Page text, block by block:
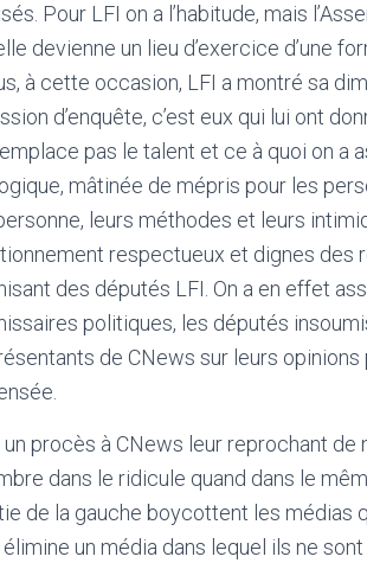
Pour LFI on a l’habitude, mais
devienne un lieu d’exercice d’une
à cette occasion, LFI a montré sa
d’enquête, c’est eux qui lui ont
pas le talent et ce à quoi on a
mâtinée de mépris pour les
leurs méthodes et leurs
respectueux et dignes des
des députés LFI. On a en effet
politiques, les députés
de CNews sur leurs opinions
procès à CNews leur reprochant de
dans le ridicule quand dans le
de la gauche boycottent les médias
un média dans lequel ils ne